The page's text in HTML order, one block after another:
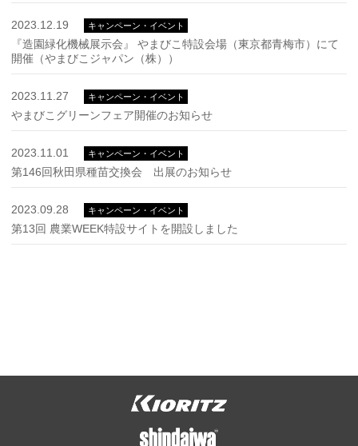
2023.12.19 キャンペーン・イベント
『造園緑化機械展示会』 やまびこ特設会場（東京都青梅市）にて
開催（やまびこジャパン（株））
2023.11.27 キャンペーン・イベント
やまびこグリーンフェア開催のお知らせ
2023.11.01 キャンペーン・イベント
第146回秋田県種苗交換会 出展のお知らせ
2023.09.28 キャンペーン・イベント
第13回 農業WEEK特設サイトを開設しました